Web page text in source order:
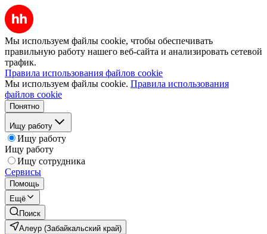
Мы используем файлы cookie, чтобы обеспечивать
правильную работу нашего веб-сайта и анализировать сетевой
трафик.
Правила использования файлов cookie
Мы используем файлы cookie. Правила использования
файлов cookie
Понятно
Ищу работу
Ищу работу
Ищу работу
Ищу сотрудника
Сервисы
Помощь
Ещё
Поиск
Алеур (Забайкальский край)